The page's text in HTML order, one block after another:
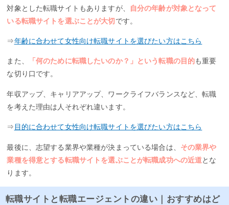
対象とした転職サイトもありますが、
自分の年齢が対象となって
いる転職サイトを選ぶことが大切です。
⇒年齢に合わせて女性向け転職サイトを選びたい方はこちら
また、 「何のために転職したいのか？」という転職の目的も重要
な切り口です。
年収アップ、キャリアアップ、ワークライフバランスなど、転職
を考えた理由は人それぞれ違います。
⇒ 目的に合わせて女性向け転職サイトを選びたい方はこちら
最後に、志望する業界や業種が決まっている場合は、 その業界や
業種を得意とする転職サイトを選ぶことが転職成功への近道とな
ります。
転職サイトと転職エージェントの違い｜おすすめはど